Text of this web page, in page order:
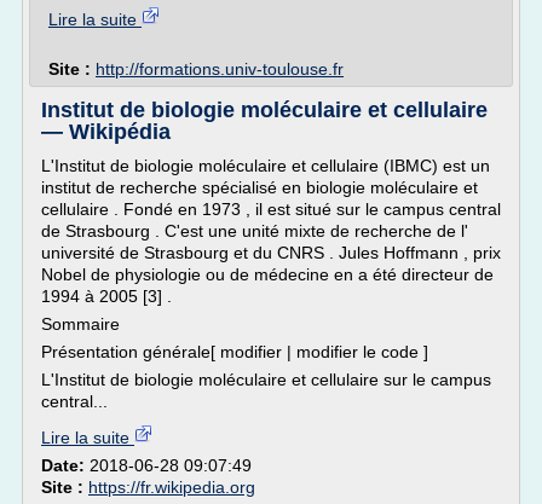
Lire la suite
Site : http://formations.univ-toulouse.fr
Institut de biologie moléculaire et cellulaire
— Wikipédia
L'Institut de biologie moléculaire et cellulaire (IBMC) est un
institut de recherche spécialisé en biologie moléculaire et
cellulaire . Fondé en 1973 , il est situé sur le campus central
de Strasbourg . C'est une unité mixte de recherche de l'
université de Strasbourg et du CNRS . Jules Hoffmann , prix
Nobel de physiologie ou de médecine en a été directeur de
1994 à 2005 [3] .
Sommaire
Présentation générale[ modifier | modifier le code ]
L'Institut de biologie moléculaire et cellulaire sur le campus
central...
Lire la suite
Date: 2018-06-28 09:07:49
Site : https://fr.wikipedia.org